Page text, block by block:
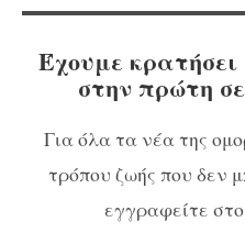
Έχουμε
στην πρώτη
Για όλα τα νέα της
τρόπου ζωής που δεν
εγγραφείτε στο